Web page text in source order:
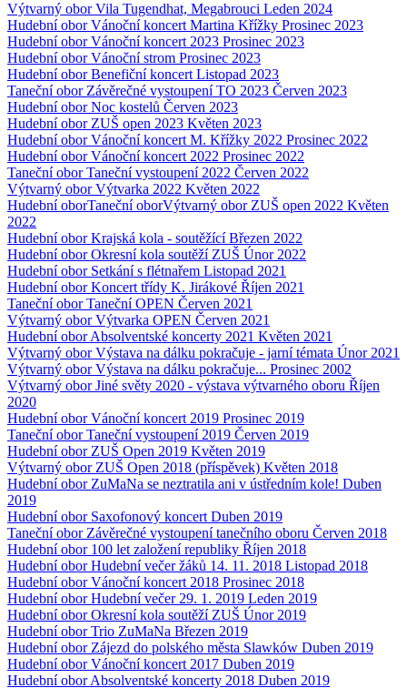
Výtvarný obor Vila Tugendhat, Megabrouci Leden 2024
Hudební obor Vánoční koncert Martina Křížky Prosinec 2023
Hudební obor Vánoční koncert 2023 Prosinec 2023
Hudební obor Vánoční strom Prosinec 2023
Hudební obor Benefiční koncert Listopad 2023
Taneční obor Závěrečné vystoupení TO 2023 Červen 2023
Hudební obor Noc kostelů Červen 2023
Hudební obor ZUŠ open 2023 Květen 2023
Hudební obor Vánoční koncert M. Křížky 2022 Prosinec 2022
Hudební obor Vánoční koncert 2022 Prosinec 2022
Taneční obor Taneční vystoupení 2022 Červen 2022
Výtvarný obor Výtvarka 2022 Květen 2022
Hudební oborTaneční oborVýtvarný obor ZUŠ open 2022 Květen
2022
Hudební obor Krajská kola - soutěžící Březen 2022
Hudební obor Okresní kola soutěží ZUŠ Únor 2022
Hudební obor Setkání s flétnařem Listopad 2021
Hudební obor Koncert třídy K. Jirákové Říjen 2021
Taneční obor Taneční OPEN Červen 2021
Výtvarný obor Výtvarka OPEN Červen 2021
Hudební obor Absolventské koncerty 2021 Květen 2021
Výtvarný obor Výstava na dálku pokračuje - jarní témata Únor 2021
Výtvarný obor Výstava na dálku pokračuje... Prosinec 2002
Výtvarný obor Jiné světy 2020 - výstava výtvarného oboru Říjen
2020
Hudební obor Vánoční koncert 2019 Prosinec 2019
Taneční obor Taneční vystoupení 2019 Červen 2019
Hudební obor ZUŠ Open 2019 Květen 2019
Výtvarný obor ZUŠ Open 2018 (příspěvek) Květen 2018
Hudební obor ZuMaNa se neztratila ani v ústředním kole! Duben
2019
Hudební obor Saxofonový koncert Duben 2019
Taneční obor Závěrečné vystoupení tanečního oboru Červen 2018
Hudební obor 100 let založení republiky Říjen 2018
Hudební obor Hudební večer žáků 14. 11. 2018 Listopad 2018
Hudební obor Vánoční koncert 2018 Prosinec 2018
Hudební obor Hudební večer 29. 1. 2019 Leden 2019
Hudební obor Okresní kola soutěží ZUŠ Únor 2019
Hudební obor Trio ZuMaNa Březen 2019
Hudební obor Zájezd do polského města Slawków Duben 2019
Hudební obor Vánoční koncert 2017 Duben 2019
Hudební obor Absolventské koncerty 2018 Duben 2019